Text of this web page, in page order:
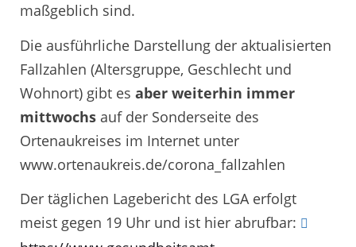
maßgeblich sind.
Die ausführliche Darstellung der aktualisierten
Fallzahlen (Altersgruppe, Geschlecht und
Wohnort) gibt es aber weiterhin immer
mittwochs auf der Sonderseite des
Ortenaukreises im Internet unter
www.ortenaukreis.de/corona_fallzahlen
Der täglichen Lagebericht des LGA erfolgt
meist gegen 19 Uhr und ist hier abrufbar: